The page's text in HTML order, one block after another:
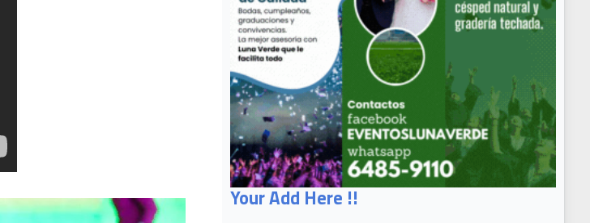
Your Add Here !!